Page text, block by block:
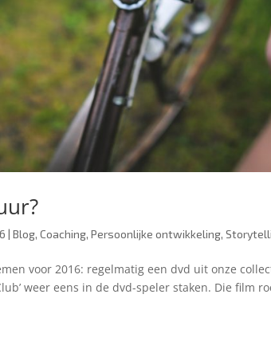
|Blog,Coaching,Persoonlijke ontwikkeling,
voor 2016: regelmatig een dvd uit onze
weer eens in de dvd-speler staken. Die film